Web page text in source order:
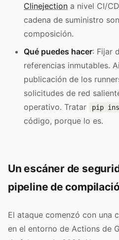
Clinejection a nivel CI/
cadena de suministro
composición.
Qué puedes hacer: Fijar
referencias inmutables.
publicación de los
solicitudes de red
operativo. Tratar
pip
código, porque lo es.
Un escáner de
pipeline de
El ataque comenzó con una
en el entorno de Actions de